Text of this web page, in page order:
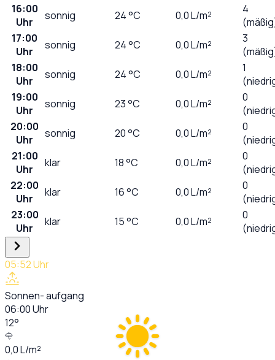
16:00
Uhr
sonnig 24°C 0,0L/m²
4
17:00
Uhr
sonnig 24°C 0,0L/m²
3
18:00
Uhr
sonnig 24°C 0,0L/m²
1
19:00
Uhr
sonnig 23°C 0,0L/m²
0
20:00
Uhr
sonnig 20°C 0,0L/m²
0
21:00
Uhr
klar 18°C 0,0L/m²
0
22:00
Uhr
klar 16°C 0,0L/m²
0
23:00
Uhr
klar 15°C 0,0L/m²
0
05:52Uhr
Sonnen- aufgang
06:00Uhr
12°
0,0L/m²